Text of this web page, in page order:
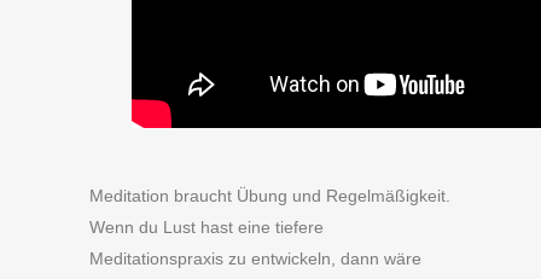
Meditation braucht Übung und Regelmäßigkeit.
Wenn du Lust hast eine tiefere
Meditationspraxis zu entwickeln, dann wäre